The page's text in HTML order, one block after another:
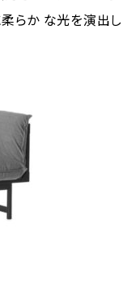
らか な光を演出し